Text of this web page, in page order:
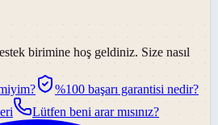
birimine hoş geldiniz. Size nasıl
%100 başarı garantisi nedir?
Lütfen beni arar mısınız?